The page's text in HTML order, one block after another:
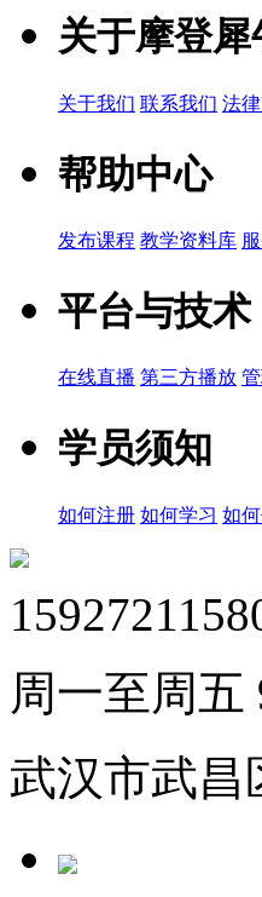
关于摩登犀
关于我们 联系我们 法
帮助中心
发布课程 教学资料库
平台与技术
在线直播 第三方播放
学员须知
如何注册 如何学习 如
周一至周五
武汉市武昌